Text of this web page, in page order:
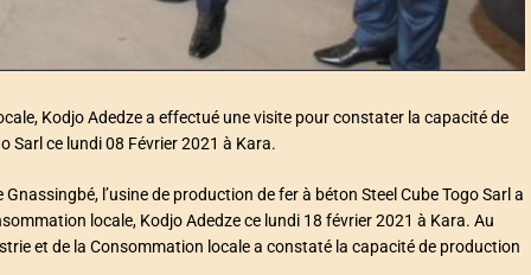
Kodjo Adedze a effectué une visite pour constater la capacité de
Sarl ce lundi 08 Février 2021 à Kara.
l’usine de production de fer à béton Steel Cube Togo Sarl a
locale, Kodjo Adedze ce lundi 18 février 2021 à Kara. Au
et de la Consommation locale a constaté la capacité de production